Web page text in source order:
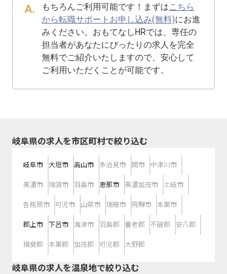
もちろんご利用可能です！まずはこちら
から転職サポートお申し込み(無料)にお進
みください。おもてなしHRでは、専任の
担当者があなたにぴったりの求人を完全
無料でご紹介いたしますので、安心して
ご利用いただくことが可能です。
岐阜県の求人を市区町村で絞り込む
岐阜市 大垣市 高山市 多治見市 関市 中津川市
美濃市 瑞浪市 羽島市 恵那市 美濃加茂市 土岐市
各務原市 可児市 山県市 瑞穂市 飛騨市 本巣市
郡上市 下呂市 海津市 羽島郡 養老郡 不破郡 安八郡
揖斐郡 本巣郡 加茂郡 可児郡 大野郡
岐阜県の求人を温泉地で絞り込む